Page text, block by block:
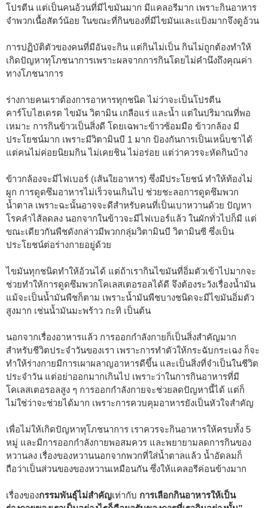
โปรตีน แต่เป็นคนอ้วนที่มีไขมันมาก มีแคลอรีมาก เพราะกินอาหาร
จำพวกเนื้อสัตว์น้อย ในขณะที่กินของที่มีไขมันและแป้งมากจึงดูอ้วน
การปฏิบัติตัวของคนที่มีอันจะกิน แต่กินไม่เป็น กินไม่ถูกต้องทำให้
เกิดปัญหาทุโภชนาการเพราะผลจากการกินโดยไม่คำนึงถึงคุณค่า
ทางโภชนาการ
ร่างกายคนเราต้องการอาหารทุกชนิด ไม่ว่าจะเป็นโปรตีน
คาร์โบไฮเดรต ไขมัน วิตามิน เกลือแร่ และน้ำ แต่ในปริมาณที่พอ
เหมาะ การกินข้าวเป็นสิ่งดี โดยเฉพาะข้าวซ้อมมือ ข้าวกล้อง มี
ประโยชน์มาก เพราะมีวิตามินบี 1 มาก ป้องกันการเป็นเหน็บชาได้
แต่คนไม่ค่อยนิยมกิน ไม่เคยชิน ไม่อร่อย แต่ว่าควรจะหัดกินบ้าง
ข้าวกล้องจะมีไฟเบอร์ (เส้นใยอาหาร) ซึ่งมีประโยชน์ ทำให้ท้องไม่
ผูก การดูดซึมอาหารไม่เร็วจนเกินไป ช่วยชะลอการดูดซึมพวก
น้ำตาล เพราะฉะนั้นอาจจะดีสำหรับคนที่เป็นเบาหวานด้วย ปัญหา
โรคลำไส้ลดลง นอกจากในข้าวจะมีไฟเบอร์แล้ว ในผักทั่วไปก็มี แต่
ขณะเดียวกันพืชดังกล่าวมีพวกกลุ่มวิตามินบี วิตามินซี ซึ่งเป็น
ประโยชน์ต่อร่างกายอยู่ด้วย
ไขมันทุกชนิดทำให้อ้วนได้ แต่ถ้าเรากินไขมันที่อิ่มตัวเข้าไปมากจะ
ช่วยทำให้การดูดซึมพวกโคเลสเตอรอลได้ดี จึงต้องระวังเรื่องน้ำมัน
แม้จะเป็นน้ำมันพืชก็ตาม เพราะน้ำมันพืชบางชนิดจะมีไขมันอิ่มตัว
สูงมาก เช่นน้ำมันมะพร้าว กะทิ เป็นต้น
นอกจากเรื่องอาหารแล้ว การออกกำลังกายก็เป็นสิ่งสำคัญมาก
สำหรับชีวิตประจำวันของเรา เพราะการทำตัวให้กระฉับกระเฉง ก็จะ
ทำให้ร่างกายมีการเผาผลาญอาหารดีขึ้น และเป็นสิ่งที่จำเป็นในชีวิต
ประจำวัน แต่อย่าออกมากเกินไป เพราะว่าในการกินอาหารที่มี
โคเลสเตอรอลสูง ๆ การออกกำลังกายจะช่วยลดปัญหานี้ได้ แต่ก็
ไม่ใช่ว่าจะช่วยได้มาก เพราะการควบคุมอาหารยังเป็นหัวใจสำคัญ
เพื่อไม่ให้เกิดปัญหาทุโภชนาการ เราควรจะกินอาหารให้ครบทั้ง 5
หมู่ และมีการออกกำลังกายพอสมควร และพยายามลดการกินของ
หวานลง เรื่องของหวานนอกจากพวกที่ใส่น้ำตาลแล้ว น้ำอัดลมก็
ถือว่าเป็นส่วนของของหวานเหมือนกัน ซึ่งให้แคลอรีค่อนข้างมาก
เรื่องของกรรมพันธุ์ไม่สำคัญเท่ากับ การเลือกกินอาหารให้เป็น